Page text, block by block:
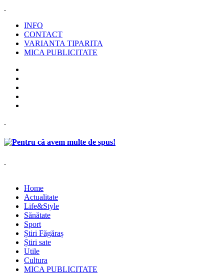
.
INFO
CONTACT
VARIANTA TIPARITA
MICA PUBLICITATE
.
.
Home
Actualitate
Life&Style
Sănătate
Sport
Știri Făgăraș
Știri sate
Utile
Cultura
MICA PUBLICITATE